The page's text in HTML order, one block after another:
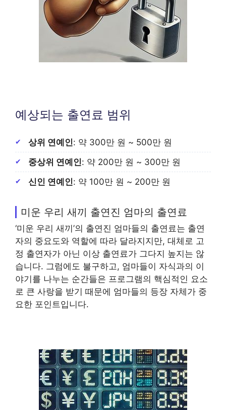
예상되는 출연료 범위
상위 연예인: 약 300만 원 ~ 500만 원
중상위 연예인: 약 200만 원 ~ 300만 원
신인 연예인: 약 100만 원 ~ 200만 원
미운 우리 새끼 출연진 엄마의 출연료
‘미운 우리 새끼’의 출연진 엄마들의 출연료는 출연
자의 중요도와 역할에 따라 달라지지만, 대체로 고
정 출연자가 아닌 이상 출연료가 그다지 높지는 않
습니다. 그럼에도 불구하고, 엄마들이 자식과의 이
야기를 나누는 순간들은 프로그램의 핵심적인 요소
로 큰 사랑을 받기 때문에 엄마들의 등장 자체가 중
요한 포인트입니다.